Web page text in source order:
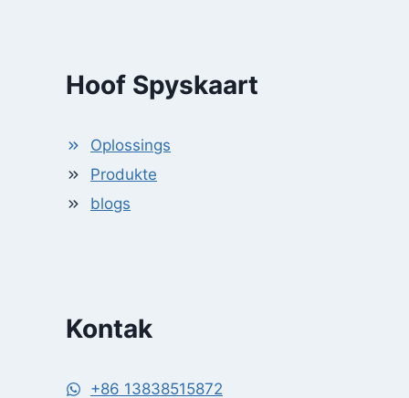
Hoof Spyskaart
Oplossings
Produkte
blogs
Kontak
+86 13838515872